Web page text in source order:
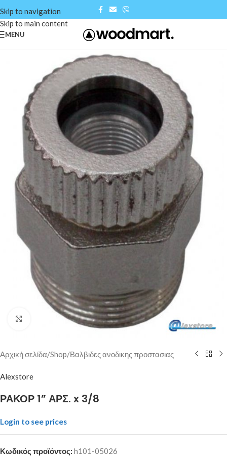
Skip to navigation
Skip to main content
MENU
Click to enlarge
Αρχική σελίδα/Shop/Βαλβιδες ανοδικης προστασιας
Alexstore
ΡΑΚΟΡ 1” ΑΡΣ. x 3/8
Login to see prices
Κωδικός προϊόντος: h101-05026